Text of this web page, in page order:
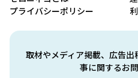
取材やメディア掲載、広告
事に関するお
プライバシーポリシー